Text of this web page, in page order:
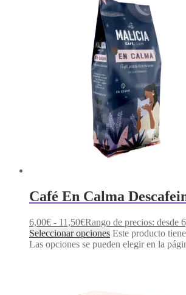
Café En Calma
6,00€ - 11,50€Rango de precios: desde
Seleccionar opciones Este producto
Las opciones se pueden elegir en la